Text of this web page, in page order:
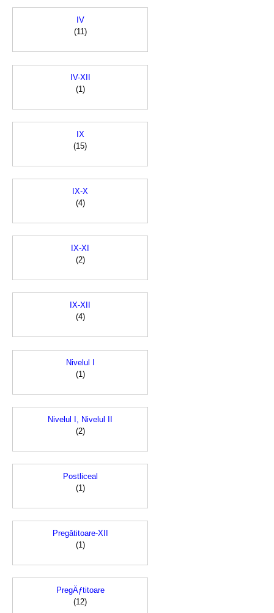
IV
(11)
IV-XII
(1)
IX
(15)
IX-X
(4)
IX-XI
(2)
IX-XII
(4)
Nivelul I
(1)
Nivelul I, Nivelul II
(2)
Postliceal
(1)
Pregătitoare-XII
(1)
PregÄƒtitoare
(12)